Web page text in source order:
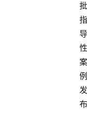
批
指
导
性
案
例
发
布